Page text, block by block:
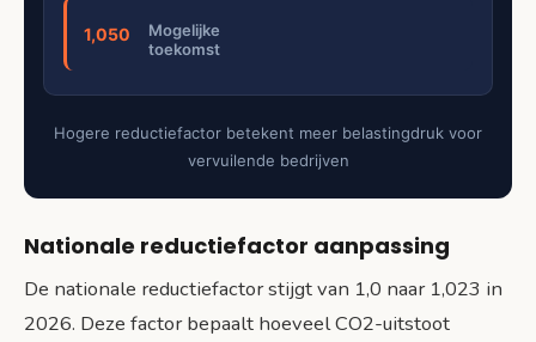
1,050
Mogelijke
toekomst
Hogere reductiefactor betekent meer belastingdruk voor
vervuilende bedrijven
Nationale reductiefactor aanpassing
De nationale reductiefactor stijgt van 1,0 naar 1,023 in
2026. Deze factor bepaalt hoeveel CO2-uitstoot